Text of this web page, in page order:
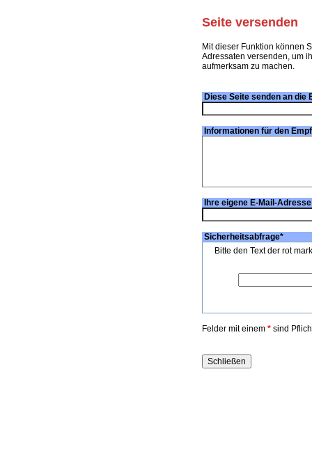
Seite versenden
Mit dieser Funktion können
Adressaten versenden, um
aufmerksam zu machen.
Diese Seite senden an die
Informationen für den
Ihre eigene E-Mail-
Sicherheitsabfrage*
Bitte den Text der rot
Felder mit einem * sind